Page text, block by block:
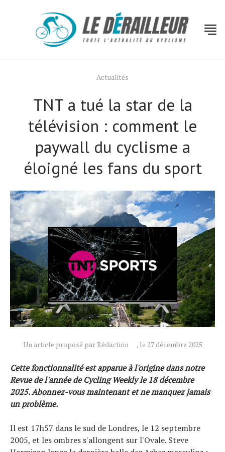
Actualités
TNT a tué la star de la
télévision : comment le
paywall du cyclisme a
éloigné les fans du sport
Un article proposé par Rédaction , le 27 décembre 2025
Cette fonctionnalité est apparue à l'origine dans notre
Revue de l'année de Cycling Weekly le 18 décembre
2025.Abonnez-vous maintenantet ne manquez jamais
un problème.
Il est 17h57 dans le sud de Londres, le 12 septembre
2005, et les ombres s'allongent sur l'Ovale. Steve